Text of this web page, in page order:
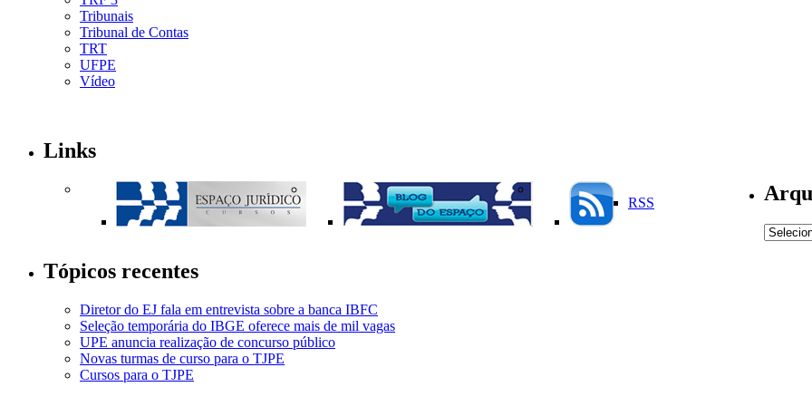
Tribunais
Tribunal de Contas
TRT
UFPE
Vídeo
Links
RSS
Tópicos recentes
Diretor do EJ fala em entrevista sobre a banca IBFC
Seleção temporária do IBGE oferece mais de mil vagas
UPE anuncia realização de concurso público
Novas turmas de curso para o TJPE
Cursos para o TJPE